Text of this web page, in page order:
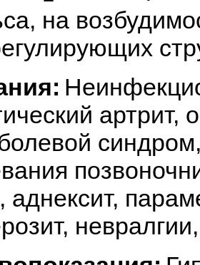
на
артрит,
аднексит,